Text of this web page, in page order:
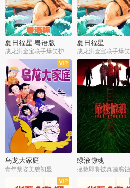
夏日福星 粤语版
成龙洪金宝联手爆笑护美女
夏日福星
乌龙大家庭
青年黎姿美貌初显
绿液惊魂